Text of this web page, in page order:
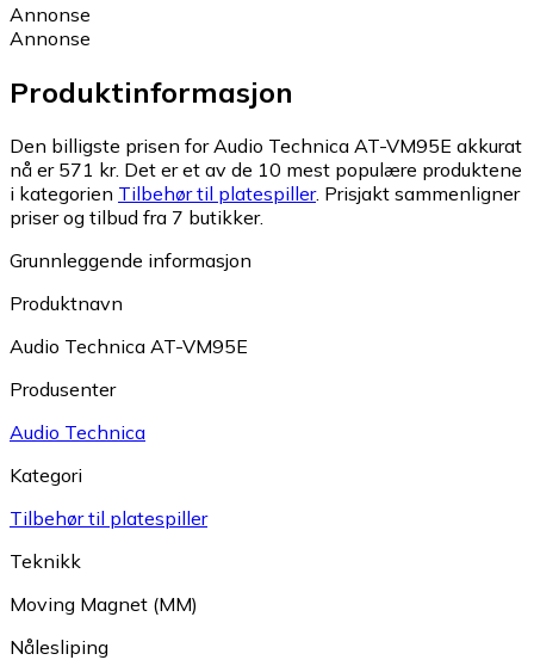
Annonse
Annonse
Produktinformasjon
Den billigste prisen for Audio Technica AT-VM95E akkurat
nå er 571 kr. Det er et av de 10 mest populære produktene
i kategorien Tilbehør til platespiller. Prisjakt sammenligner
priser og tilbud fra 7 butikker.
Grunnleggende informasjon
Produktnavn
Audio Technica AT-VM95E
Produsenter
Audio Technica
Kategori
Tilbehør til platespiller
Teknikk
Moving Magnet (MM)
Nålesliping